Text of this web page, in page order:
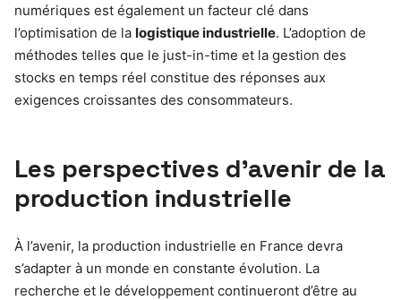
numériques est également un facteur clé dans
l’optimisation de la logistique industrielle. L’adoption de
méthodes telles que le just-in-time et la gestion des
stocks en temps réel constitue des réponses aux
exigences croissantes des consommateurs.
Les perspectives d’avenir de la
production industrielle
À l’avenir, la production industrielle en France devra
s’adapter à un monde en constante évolution. La
recherche et le développement continueront d’être au